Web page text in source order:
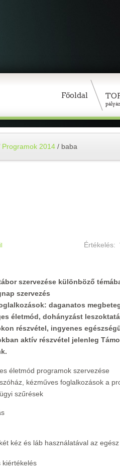
Főoldal
Programok 2014 / baba
Értékelés:
szervezése különböző
szervezés
daganatos
életmód, dohányzást
részvétel, ingyenes
aktív részvétel jelenleg
életmód programok szervezése
kézműves foglalkozások a
szűrések
kéz és láb használatával az
kiértékelés